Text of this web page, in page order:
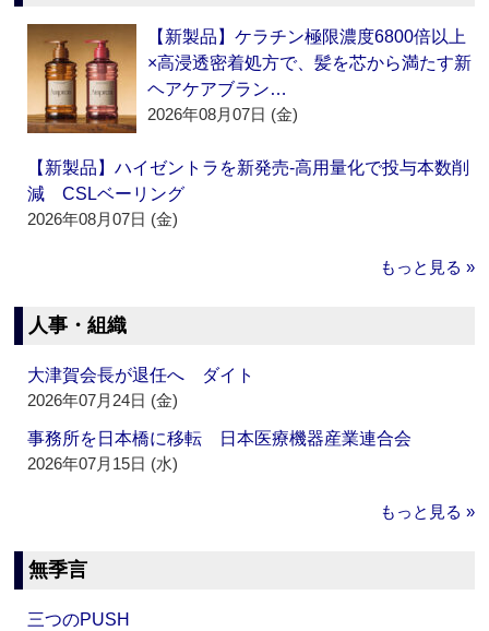
【新製品】ケラチン極限濃度6800倍以上
×高浸透密着処方で、髪を芯から満たす新
ヘアケアブラン…
2026年08月07日 (金)
【新製品】ハイゼントラを新発売‐高用量化で投与本数削
減 CSLベーリング
2026年08月07日 (金)
もっと見る »
人事・組織
大津賀会長が退任へ ダイト
2026年07月24日 (金)
事務所を日本橋に移転 日本医療機器産業連合会
2026年07月15日 (水)
もっと見る »
無季言
三つのPUSH